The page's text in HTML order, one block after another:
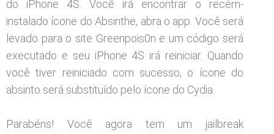
do iPhone 4S. Você irá encontrar o recém-
instalado ícone do Absinthe, abra o app. Você será
levado para o site Greenpois0n e um código será
executado e seu iPhone 4S irá reiniciar. Quando
você tiver reiniciado com sucesso, o ícone do
absinto será substituído pelo ícone do Cydia.
Parabéns! Você agora tem um jailbreak